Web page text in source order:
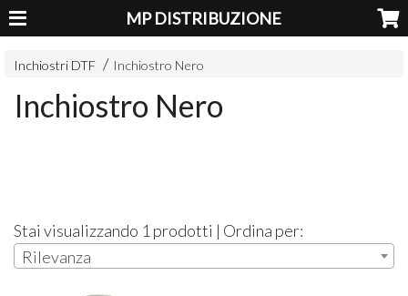
MP DISTRIBUZIONE
Inchiostri DTF Inchiostro Nero
Inchiostro Nero
Stai visualizzando 1 prodotti | Ordina per:
Rilevanza